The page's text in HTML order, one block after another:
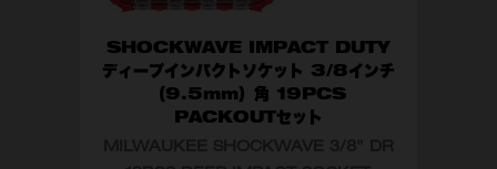
SHOCKWAVE IMPACT DUTY
ディープインパクトソケット 3/8インチ
（9.5mm）角 19PCS
PACKOUTセット